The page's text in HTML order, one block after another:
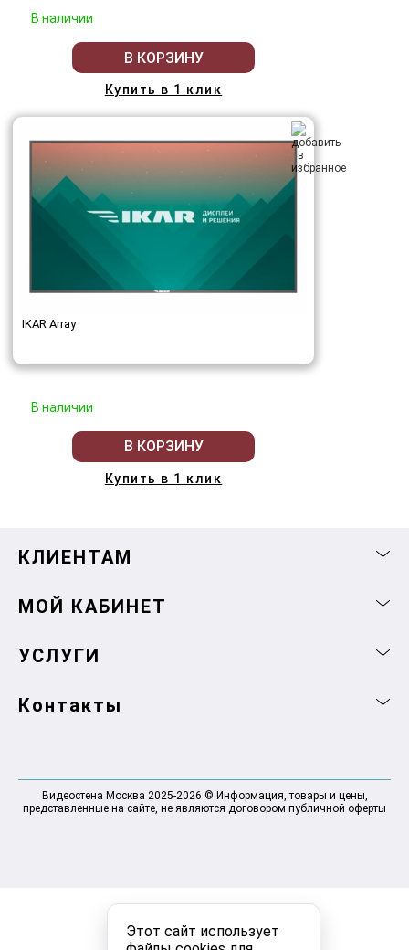
Этот сайт использует
В наличии
В КОРЗИНУ
Купить в 1 клик
IKAR Array
В наличии
В КОРЗИНУ
Купить в 1 клик
КЛИЕНТАМ
МОЙ КАБИНЕТ
УСЛУГИ
Контакты
Видеостена Москва 2025-2026 © Информация, товары и цены,
представленные на сайте, не являются договором публичной оферты